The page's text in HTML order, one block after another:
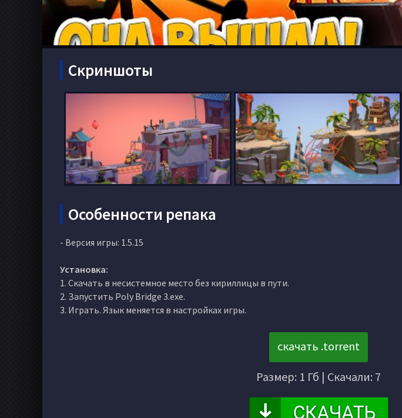
Скриншоты
Особенности репака
- Версия игры: 1.5.15
Установка:
1. Скачать в несистемное место без кириллицы в пути.
2. Запустить Poly Bridge 3.exe.
3. Играть. Язык меняется в настройках игры.
скачать .torrent
Размер: 1 Гб | Скачали: 7